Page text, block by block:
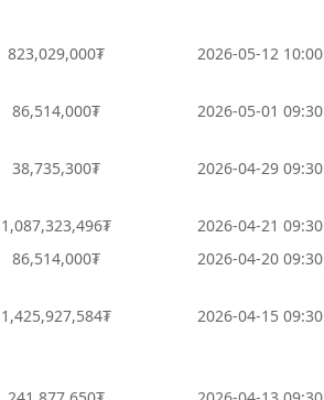
823,029,000₮ 2026-05-12 10:00
86,514,000₮ 2026-05-01 09:30
38,735,300₮ 2026-04-29 09:30
1,087,323,496₮
2026-04-21 09:30
86,514,000₮ 2026-04-20 09:30
1,425,927,584₮ 2026-04-15 09:30